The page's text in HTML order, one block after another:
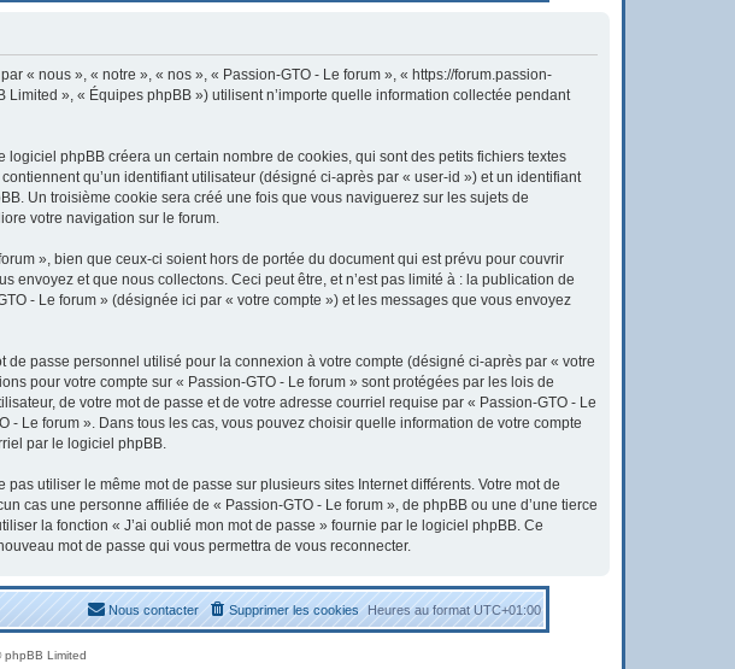
« nous », « notre », « nos », « Passion-GTO - Le forum », « https://forum.passion-
», « Équipes phpBB ») utilisent n’importe quelle information collectée pendant
phpBB créera un certain nombre de cookies, qui sont des petits fichiers textes
qu’un identifiant utilisateur (désigné ci-après par « user-id ») et un identifiant
Un troisième cookie sera créé une fois que vous naviguerez sur les sujets de
votre navigation sur le forum.
», bien que ceux-ci soient hors de portée du document qui est prévu pour couvrir
et que nous collectons. Ceci peut être, et n’est pas limité à : la publication de
- Le forum » (désignée ici par « votre compte ») et les messages que vous envoyez
passe personnel utilisé pour la connexion à votre compte (désigné ci-après par « votre
pour votre compte sur « Passion-GTO - Le forum » sont protégées par les lois de
de votre mot de passe et de votre adresse courriel requise par « Passion-GTO - Le
Le forum ». Dans tous les cas, vous pouvez choisir quelle information de votre compte
par le logiciel phpBB.
utiliser le même mot de passe sur plusieurs sites Internet différents. Votre mot de
cas une personne affiliée de « Passion-GTO - Le forum », de phpBB ou une d’une tierce
la fonction « J’ai oublié mon mot de passe » fournie par le logiciel phpBB. Ce
mot de passe qui vous permettra de vous reconnecter.
Heures au formatUTC+01:00
Supprimer les cookies
Nous contacter
Limited